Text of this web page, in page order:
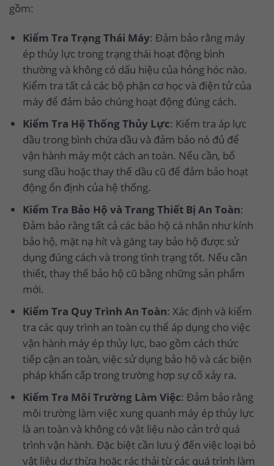
gồm:
Kiểm Tra Trạng Thái Máy: Đảm bảo rằng máy
ép thủy lực trong trạng thái hoạt động bình
thường và không có dấu hiệu của hỏng hóc nào.
Kiểm tra tất cả các bộ phận cơ học và điện tử của
máy để đảm bảo chúng hoạt động đúng cách.
Kiểm Tra Hệ Thống Thủy Lực: Kiểm tra áp lực
dầu trong bình chứa dầu và đảm bảo nó đủ để
vận hành máy một cách an toàn. Nếu cần, bổ
sung dầu hoặc thay thế dầu cũ để đảm bảo hoạt
động ổn định của hệ thống.
Kiểm Tra Bảo Hộ và Trang Thiết Bị An Toàn:
Đảm bảo rằng tất cả các bảo hộ cá nhân như kính
bảo hộ, mặt nạ hít và găng tay bảo hộ được sử
dụng đúng cách và trong tình trạng tốt. Nếu cần
thiết, thay thế bảo hộ cũ bằng những sản phẩm
mới.
Kiểm Tra Quy Trình An Toàn: Xác định và kiểm
tra các quy trình an toàn cụ thể áp dụng cho việc
vận hành máy ép thủy lực, bao gồm cách thức
tiếp cận an toàn, việc sử dụng bảo hộ và các biện
pháp khẩn cấp trong trường hợp sự cố xảy ra.
Kiểm Tra Môi Trường Làm Việc: Đảm bảo rằng
môi trường làm việc xung quanh máy ép thủy lực
là an toàn và không có vật liệu nào cản trở quá
trình vận hành. Đặc biệt cần lưu ý đến việc loại bỏ
vật liệu dư thừa hoặc rác thải từ các quá trình làm